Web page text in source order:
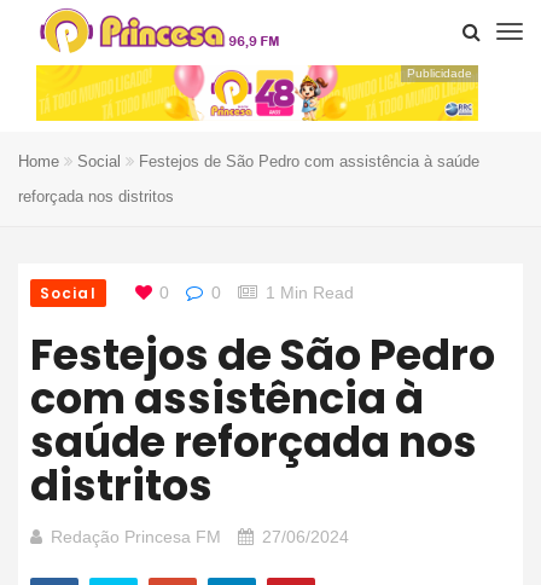
Publicidade
Home Social
Festejos de São Pedro com assistência à saúde
reforçada nos distritos
Social 0 0 1 Min Read
Festejos de São Pedro
com assistência à
saúde reforçada nos
distritos
Redação Princesa FM 27/06/2024